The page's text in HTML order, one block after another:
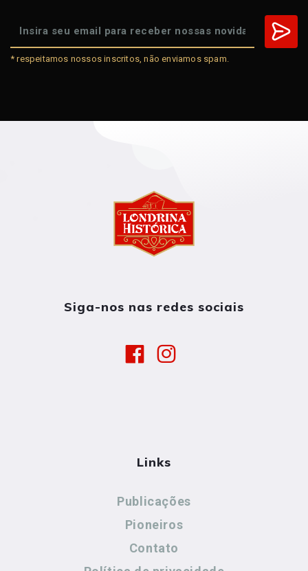
* respeitamos nossos inscritos, não enviamos spam.
Siga-nos nas redes sociais
Links
Publicações
Pioneiros
Contato